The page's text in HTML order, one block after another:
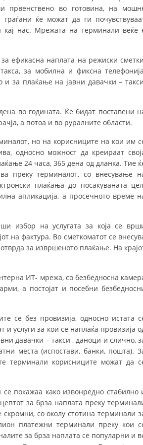
NDERKOMBETARE HUMANITARE
DHE MBROJTJEN E STEMËS
DHE VEPRIM GJATË KATASTROFAVE
EKIPE PËRGJIGJE DISASTER
E UJIT SHPËTIMIT – VODNO
EOK E CK
PROJEKTE
I OPINIONIT PUBLIK
MARRËVESHJE
PROJEKTE
SHËNDETËSORE PREVENTIVE
NDIHMA E PARË
DHURIMI I GJAKUT
KUSH JEMI NE
првенствено во готовина, на
ќе можат да ги
кај нас. Мрежата на терминали веќе
ефикасна наплата на режиски
за мобилна и фиксна
и за плаќање на јавни давачки –
во годината. Ќе бидат поставени
а потоа и во руралните области.
но на корисниците на кои им
односно можност да креираат
24 часа, 365 дена од дланка. Тие
преку терминалот, со внесување
плаќања до посакуваната
апликација, а просечното време
избор на услугата за која се
на фактура. Во сметкоматот се
за извршеното плаќање. На
ИТ- мрежа, со безбедносна
а постојат и посебни
се без провизија, односно истата
и услуги за кои се наплаќа провизија
давачки – такси , даноци и слично,
места (испостави, банки, пошта).
терминали корисниците можат да
покажаа како извонредно стабилно
за брза наплата преку
со околу стотина терминали
платежни терминали преку кои
за брза наплата се популарни и